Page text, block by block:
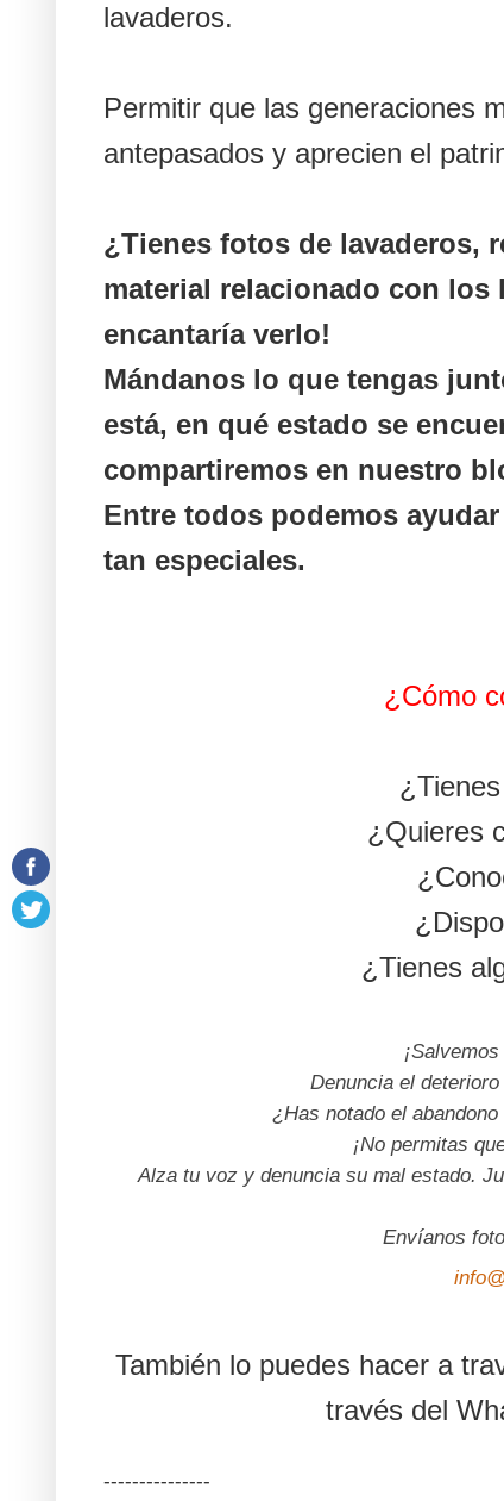
lavaderos.
Permitir que las generaciones
antepasados y aprecien el
¿Tienes fotos de lavaderos,
material relacionado con los
encantaría verlo!
Mándanos lo que tengas
está, en qué estado se
compartiremos en nuestro
Entre todos podemos
tan especiales.
¿Cómo
¿Quieres
¿Tienes
Denuncia el
¿Has notado el
¡No permitas
Alza tu voz y denuncia su mal estado.
Envíanos
También lo puedes hacer a
través del
---------------